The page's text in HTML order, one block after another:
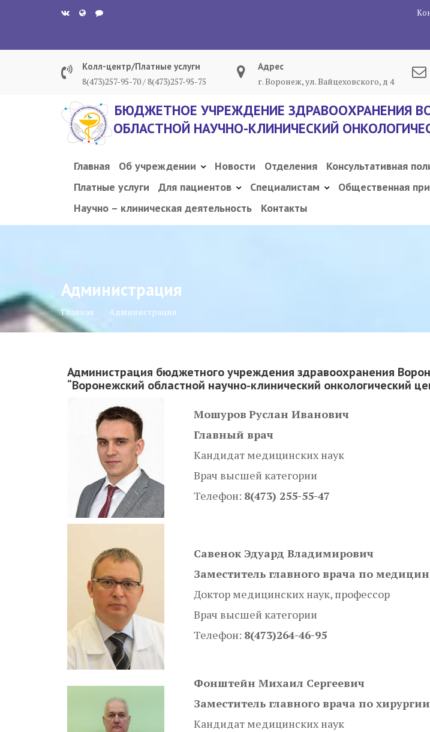
Колл-центр/Платные услуги
8(473)257-95-70 / 8(473)257-95-75
Адрес
г. Воронеж, ул. Вайцеховского, д 4
БЮДЖЕТНОЕ УЧРЕЖДЕНИЕ ЗДРАВООХРАНЕНИЯ
ОБЛАСТНОЙ НАУЧНО-КЛИНИЧЕСКИЙ
Главная Об учреждении Новости Отделения Консультативная
Платные услуги
Для пациентов Специалистам Общественная
Научно – клиническая деятельность
Контакты
Администрация
Главная Администрация
Администрация бюджетного учреждения здравоохранения
“Воронежский областной научно-клинический онкологический
Мошуров Руслан Иванович
Главный врач
Кандидат медицинских наук
Врач высшей категории
Телефон: 8(473) 255-55-47
Савенок Эдуард Владимирович
Заместитель главного врача по
Доктор медицинских наук, профессор
Врач высшей категории
Телефон: 8(473)264-46-95
Фонштейн Михаил Сергеевич
Заместитель главного врача по хирургии
Кандидат медицинских наук